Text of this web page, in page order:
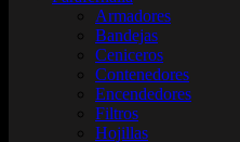
Armadores
Bandejas
Ceniceros
Contenedores
Encendedores
Filtros
Hojillas